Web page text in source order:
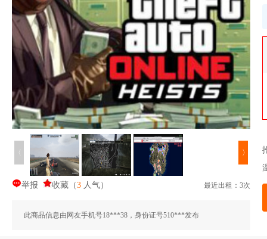
〈 〉
举报 收藏 （3 人气） 最近出租：3次
此商品信息由网友手机号18***38，身份证号510***发布